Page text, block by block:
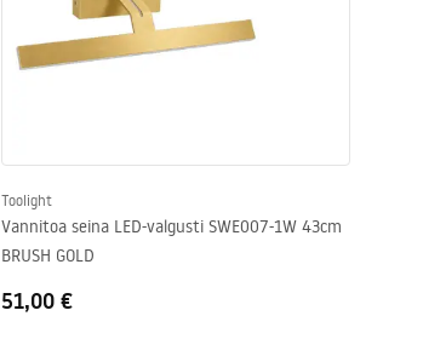
Toolight
Vannitoa seina LED-valgusti SWE007-1W 43cm
BRUSH GOLD
51,00 €